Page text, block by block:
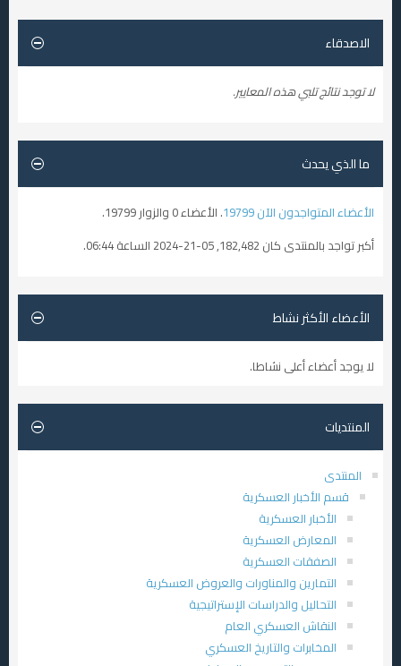
الاصدقاء
لا توجد نتائج تلبي هذه المعايير.
ما الذي يحدث
الأعضاء المتواجدون الآن 19799
. الأعضاء 0 والزوار 19799.
أكبر تواجد بالمنتدى كان 182,482, 05-21-2024 الساعة
06:44
.
الأعضاء الأكثر نشاط
لا يوجد أعضاء أعلى نشاطا.
المنتديات
المنتدى
قسم الأخبار العسكرية
الأخبار العسكرية
المعارض العسكرية
الصفقات العسكرية
التمارين والمناورات والعروض العسكرية
التحاليل والدراسات الإستراتيجية
النقاش العسكري العام
المخابرات والتاريخ العسكري